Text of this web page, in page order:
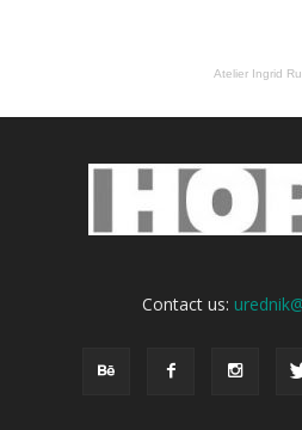
Atelier Ingrid
Contact us: